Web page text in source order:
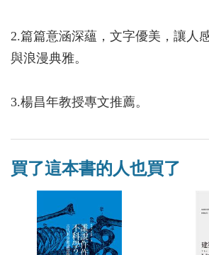
2.篇篇意涵深蘊，文字優美，讓人
與浪漫典雅。
3.楊昌年教授專文推薦。
買了這本書的人也買了